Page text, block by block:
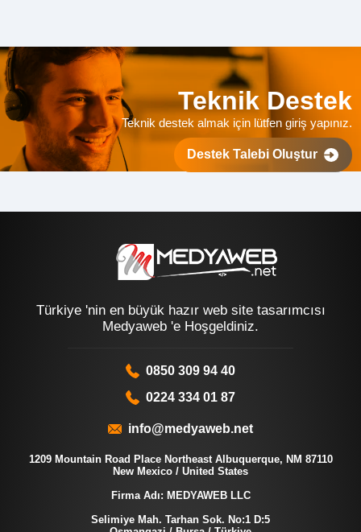
Teknik Destek
Teknik destek almak için lütfen giriş yapınız.
Destek Talebi Oluştur
Türkiye 'nin en büyük hazır web site tasarımcısı
Medyaweb 'e Hoşgeldiniz.
0850 309 94 40
0224 334 01 87
info@medyaweb.net
1209 Mountain Road Place Northeast Albuquerque, NM 87110
New Mexico / United States
Firma Adı: MEDYAWEB LLC
Selimiye Mah. Tarhan Sok. No:1 D:5